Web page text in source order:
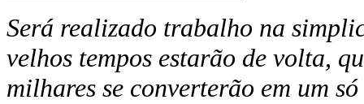
Será realizado trabalho na
velhos tempos estarão de volta,
milhares se converterão em um